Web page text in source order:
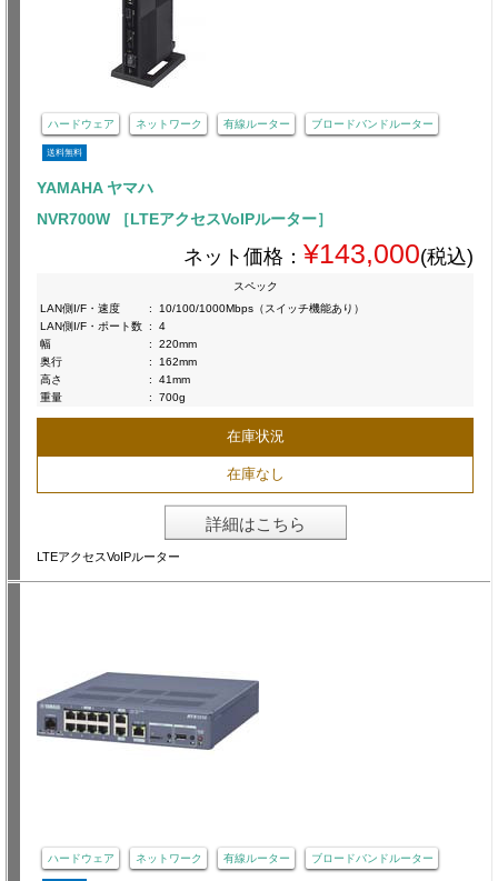
ハードウェア ネットワーク 有線ルーター ブロードバンドルーター
送料無料
YAMAHA ヤマハ
NVR700W ［LTEアクセスVoIPルーター］
ネット価格： ¥143,000(税込)
スペック
LAN側I/F・速度
:
10/100/1000Mbps（スイッチ機能あり）
LAN側I/F・ポート数 :
4
幅
:
220mm
奥行
:
162mm
高さ
:
41mm
重量
: 700g
在庫状況
在庫なし
詳細はこちら
LTEアクセスVoIPルーター
ハードウェア ネットワーク 有線ルーター ブロードバンドルーター